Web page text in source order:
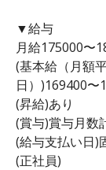
▼給与
月給175000〜
(基本給（月額
日）)169400〜
(昇給)あり
(賞与)賞与月数
(給与支払い日)
(正社員)